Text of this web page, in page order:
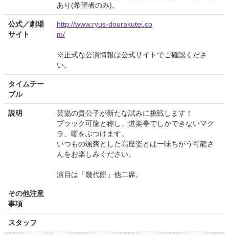
あり(希望者のみ)。
公式／劇場
サイト
http://www.ryus-dourakutei.co
m/
※正式な公演情報は公式サイトでご確認くださ
い。
タイムテー
ブル
説明
芸協の貴公子が新たな試みに挑戦します！
ブラック可龍と称し、道楽亭でしかできないマク
ラ、噺をぶつけます。
いつもの颯爽とした高座姿とは一味ちがう可龍さ
んをお楽しみください。
演目は「幾代餅」他二席。
その他注意
事項
スタッフ